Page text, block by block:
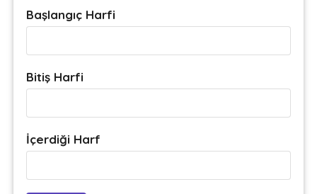
Başlangıç Harfi
Bitiş Harfi
İçerdiği Harf